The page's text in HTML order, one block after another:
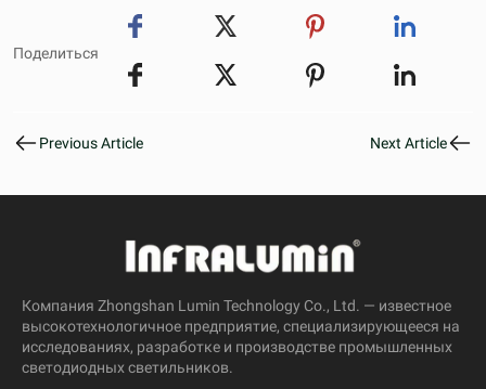
Поделиться
Previous Article Next Article
Компания Zhongshan Lumin Technology Co., Ltd. — известное
высокотехнологичное предприятие, специализирующееся на
исследованиях, разработке и производстве промышленных
светодиодных светильников.